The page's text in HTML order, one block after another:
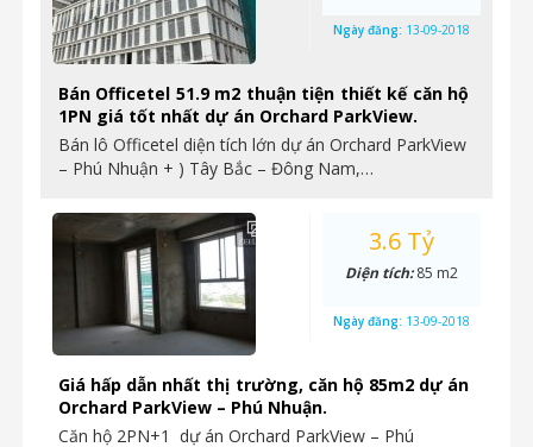
Bán Officetel 51.9 m2 thuận tiện thiết kế căn hộ
1PN giá tốt nhất dự án Orchard ParkView.
Bán lô Officetel diện tích lớn dự án Orchard ParkView
– Phú Nhuận + ) Tây Bắc – Đông Nam,…
Diện tích: 51.9 m2
Ngày đăng:13-09-2018
Diện tích: 85 m2
Ngày đăng:13-09-2018